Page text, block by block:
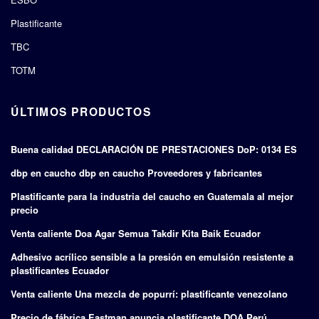
Plastificante
TBC
TOTM
ÚLTIMOS PRODUCTOS
Buena calidad DECLARACIÓN DE PRESTACIONES DoP: 0134 ES
dbp en caucho dbp en caucho Proveedores y fabricantes
Plastificante para la industria del caucho en Guatemala al mejor
precio
Venta caliente Doa Agar Semua Takdir Kita Baik Ecuador
Adhesivo acrílico sensible a la presión en emulsión resistente a
plastificantes Ecuador
Venta caliente Una mezcla de popurrí: plastificante venezolano